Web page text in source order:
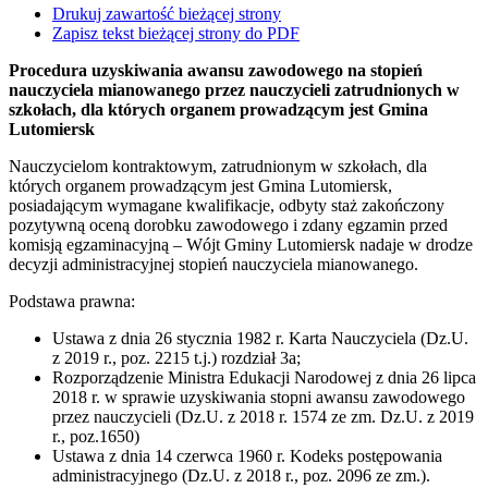
Drukuj zawartość bieżącej strony
Zapisz tekst bieżącej strony do PDF
Procedura uzyskiwania awansu zawodowego na stopień
nauczyciela mianowanego przez nauczycieli zatrudnionych w
szkołach, dla których organem prowadzącym jest Gmina
Lutomiersk
Nauczycielom kontraktowym, zatrudnionym w szkołach, dla
których organem prowadzącym jest Gmina Lutomiersk,
posiadającym wymagane kwalifikacje, odbyty staż zakończony
pozytywną oceną dorobku zawodowego i zdany egzamin przed
komisją egzaminacyjną – Wójt Gminy Lutomiersk nadaje w drodze
decyzji administracyjnej stopień nauczyciela mianowanego.
Podstawa prawna:
Ustawa z dnia 26 stycznia 1982 r. Karta Nauczyciela (Dz.U.
z 2019 r., poz. 2215 t.j.) rozdział 3a;
Rozporządzenie Ministra Edukacji Narodowej z dnia 26 lipca
2018 r. w sprawie uzyskiwania stopni awansu zawodowego
przez nauczycieli (Dz.U. z 2018 r. 1574 ze zm. Dz.U. z 2019
r., poz.1650)
Ustawa z dnia 14 czerwca 1960 r. Kodeks postępowania
administracyjnego (Dz.U. z 2018 r., poz. 2096 ze zm.).